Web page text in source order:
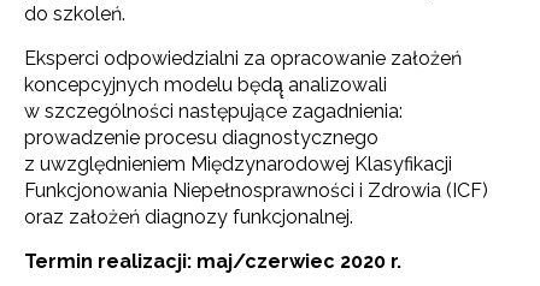
do szkoleń.
Eksperci odpowiedzialni za opracowanie założeń
koncepcyjnych modelu będą̨ analizowali
w szczególności następujące zagadnienia:
prowadzenie procesu diagnostycznego
z uwzględnieniem Międzynarodowej Klasyfikacji
Funkcjonowania Niepełnosprawności i Zdrowia (ICF)
oraz założeń diagnozy funkcjonalnej.
Termin realizacji: maj/czerwiec 2020 r.